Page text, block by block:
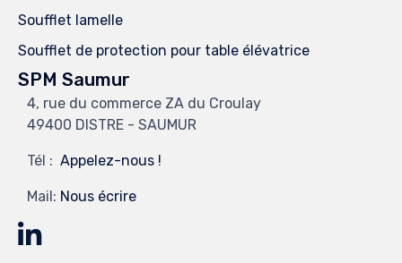
Soufflet lamelle
Soufflet de protection pour table élévatrice
SPM Saumur
4, rue du commerce ZA du Croulay
49400 DISTRE - SAUMUR
Tél : Appelez-nous !
Mail: Nous écrire